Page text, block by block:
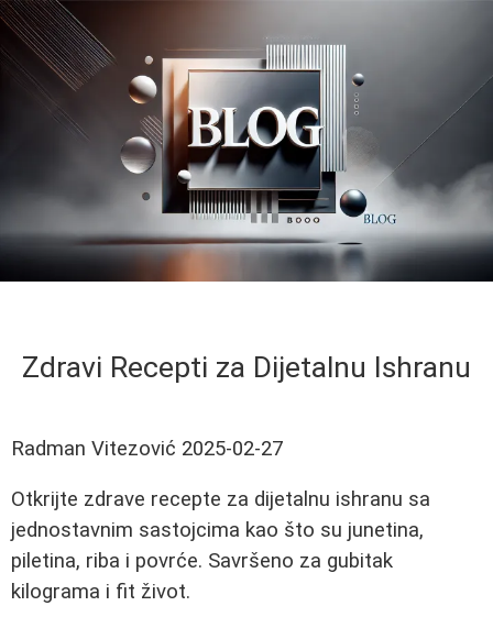
Zdravi Recepti za Dijetalnu Ishranu
Radman Vitezović 2025-02-27
Otkrijte zdrave recepte za dijetalnu ishranu sa
jednostavnim sastojcima kao što su junetina,
piletina, riba i povrće. Savršeno za gubitak
kilograma i fit život.